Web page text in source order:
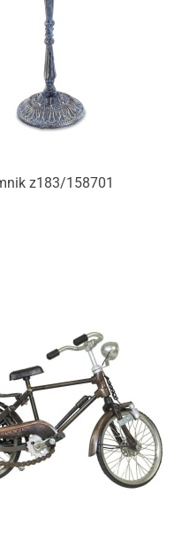
niedostępny
z183/158701